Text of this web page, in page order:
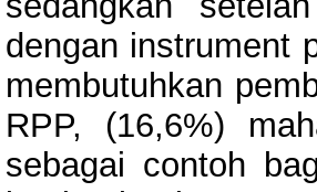
dengan instrument
membutuhkan
RPP, (16,6%)
sebagai contoh